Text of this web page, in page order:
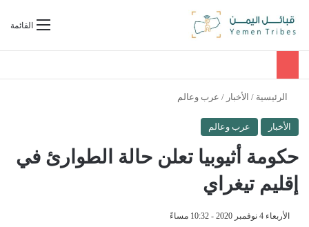
القائمةبحث عن
الرئيسية / الأخبار / عرب وعالم
الأخبار عرب وعالم
حكومة أثيوبيا تعلن حالة الطوارئ في
إقليم تيغراي
الأربعاء 4 نوفمبر 2020 - 10:32 مساءً